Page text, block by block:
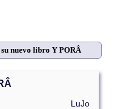
nuevo libro Y PORÂ
LuJo